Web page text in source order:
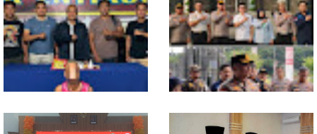
Truk Kontainer Oleng Tabrak
Vario, Warga Kapuas
Meninggal di Dusun Mak
Tampong